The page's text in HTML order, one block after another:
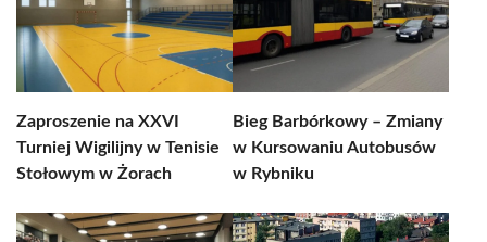
Zaproszenie na XXVI
Turniej Wigilijny w Tenisie
Stołowym w Żorach
Bieg Barbórkowy – Zmiany
w Kursowaniu Autobusów
w Rybniku